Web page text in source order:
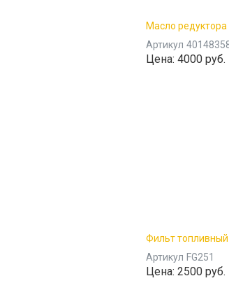
Масло
Артикул
Цена: 4000 руб.
Фильт топливный
Артикул FG251
Цена: 2500 руб.